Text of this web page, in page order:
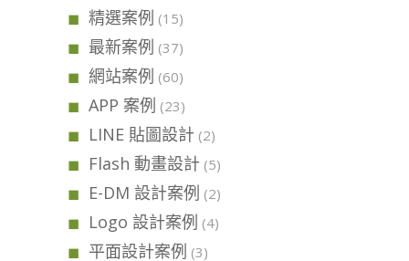
精選案例 (15)
最新案例 (37)
網站案例 (60)
APP 案例 (23)
LINE 貼圖設計(2)
Flash 動畫設計(5)
E-DM 設計案例 (2)
Logo 設計案例 (4)
平面設計案例 (3)